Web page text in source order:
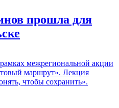
прошла для
межрегиональной акции
маршрут». Лекция
чтобы сохранить».